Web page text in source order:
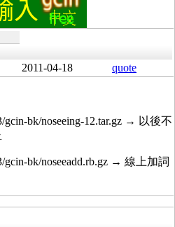
2011-04-18 quote
gcin-bk/noseeing-12.tar.gz → 以後不
gcin-bk/noseeadd.rb.gz → 線上加詞